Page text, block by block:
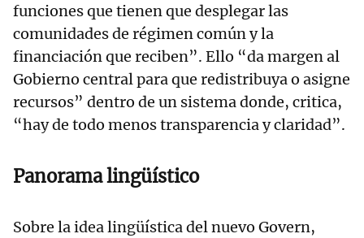
funciones que tienen que desplegar las
comunidades de régimen común y la
financiación que reciben”. Ello “da margen al
Gobierno central para que redistribuya o asigne
recursos” dentro de un sistema donde, critica,
“hay de todo menos transparencia y claridad”.
Panorama lingüístico
Sobre la idea lingüística del nuevo Govern,